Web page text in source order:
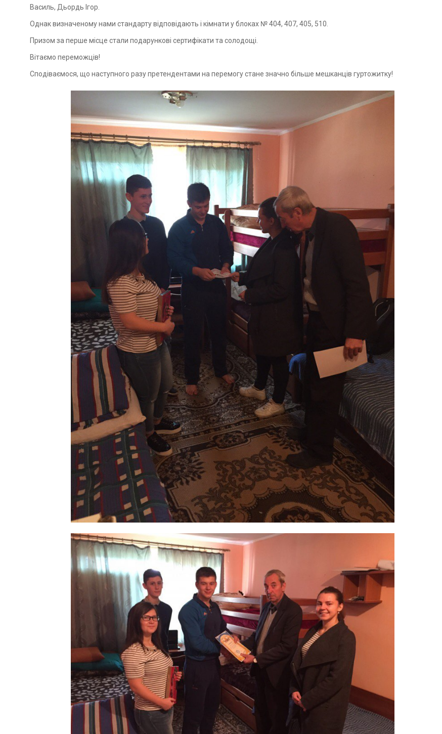
Василь, Дьордь Ігор.
Однак визначеному нами стандарту відповідають і кімнати у блоках № 404, 407, 405, 510.
Призом за перше місце стали подарункові сертифікати та солодощі.
Вітаємо переможців!
Сподіваємося, що наступного разу претендентами на перемогу стане значно більше мешканців гуртожитку!